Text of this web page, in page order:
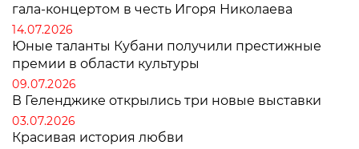
гала-концертом в честь Игоря Николаева
14.07.2026
Юные таланты Кубани получили престижные
премии в области культуры
09.07.2026
В Геленджике открылись три новые выставки
03.07.2026
Красивая история любви